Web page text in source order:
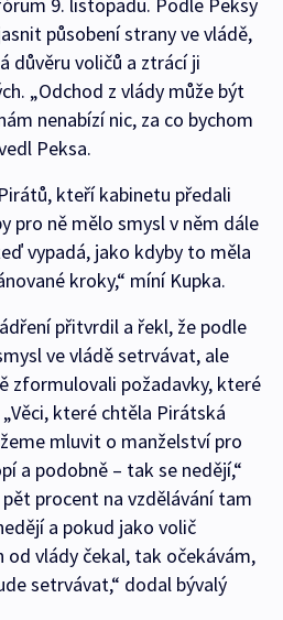
9. listopadu. Podle Peksy
působení strany ve vládě,
důvěru voličů a ztrácí ji
„Odchod z vlády může být
nenabízí nic, za co bychom
Peksa.
kteří kabinetu předali
pro ně mělo smysl v něm dále
vypadá, jako kdyby to měla
kroky,“ míní Kupka.
přitvrdil a řekl, že podle
ve vládě setrvávat, ale
zformulovali požadavky, které
které chtěla Pirátská
mluvit o manželství pro
a podobně – tak se nedějí,“
pět procent na vzdělávání tam
a pokud jako volič
vlády čekal, tak očekávám,
setrvávat,“ dodal bývalý